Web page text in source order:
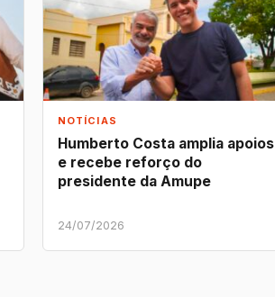
NOTÍCIAS
Humberto Costa amplia apoios
e recebe reforço do
presidente da Amupe
24/07/2026